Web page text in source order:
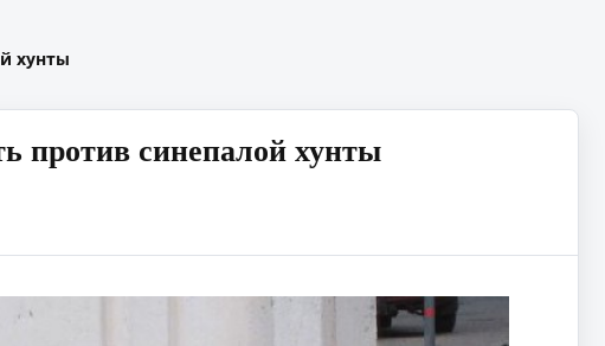
хунты
против синепалой хунты